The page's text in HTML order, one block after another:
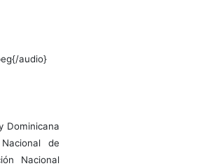
audio}
Dominicana
de
Nacional